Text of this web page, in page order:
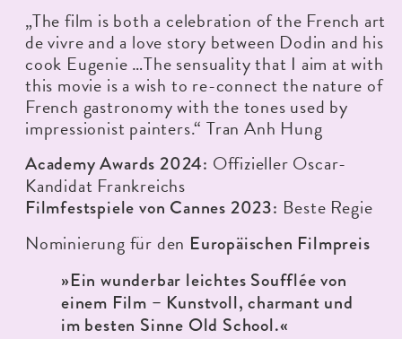
„The film is both a celebration of the French art
de vivre and a love story between Dodin and his
cook Eugenie …The sensuality that I aim at with
this movie is a wish to re-connect the nature of
French gastronomy with the tones used by
impressionist painters.“ Tran Anh Hung
Academy Awards 2024: Offizieller Oscar-
Kandidat Frankreichs
Filmfestspiele von Cannes 2023: Beste Regie
Nominierung für den Europäischen Filmpreis
»Ein wunderbar leichtes Soufflée von
einem Film – Kunstvoll, charmant und
im besten Sinne Old School.«